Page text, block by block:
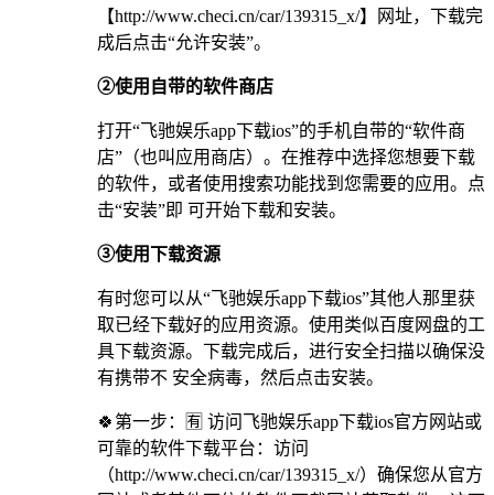
【http://www.checi.cn/car/139315_x/】网址，下载完
成后点击“允许安装”。
②使用自带的软件商店
打开“飞驰娱乐app下载ios”的手机自带的“软件商
店”（也叫应用商店）。在推荐中选择您想要下载
的软件，或者使用搜索功能找到您需要的应用。点
击“安装”即 可开始下载和安装。
③使用下载资源
有时您可以从“飞驰娱乐app下载ios”其他人那里获
取已经下载好的应用资源。使用类似百度网盘的工
具下载资源。下载完成后，进行安全扫描以确保没
有携带不 安全病毒，然后点击安装。
🍀第一步：🈶 访问飞驰娱乐app下载ios官方网站或
可靠的软件下载平台：访问
（http://www.checi.cn/car/139315_x/）确保您从官方